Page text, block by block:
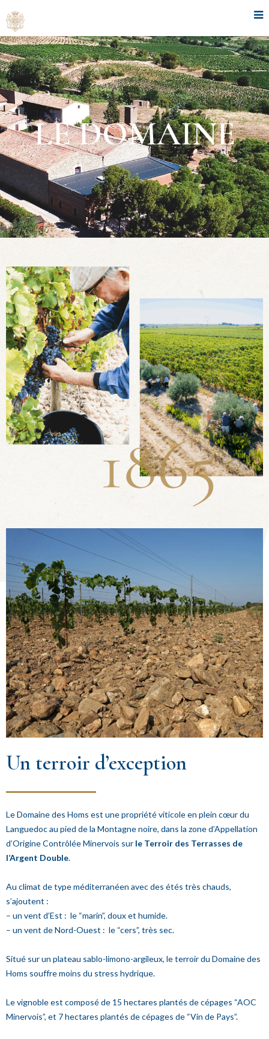
LE DOMAINE
Un terroir d’exception
Le Domaine des Homs est une propriété viticole en plein cœur du
Languedoc au pied de la Montagne noire, dans la zone d’Appellation
d’Origine Contrôlée Minervois sur le Terroir des Terrasses de
l’Argent Double.
Au climat de type méditerranéen avec des étés très chauds,
s’ajoutent :
– un vent d’Est : le “marin”, doux et humide.
– un vent de Nord-Ouest : le “cers”, très sec.
Situé sur un plateau sablo-limono-argileux, le terroir du Domaine des
Homs souffre moins du stress hydrique.
Le vignoble est composé de 15 hectares plantés de cépages “AOC
Minervois”, et 7 hectares plantés de cépages de “Vin de Pays”.